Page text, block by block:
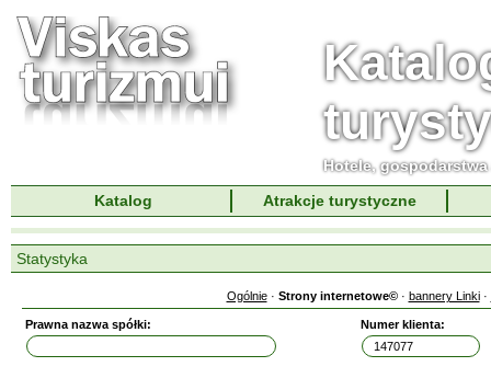
Hotele,
Katalog
Atrakcje turystyczne
Statystyka
Ogólnie· Strony internetowe©· bannery Linki·
Prawna nazwa spółki: Numer klienta: